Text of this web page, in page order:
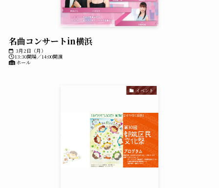
名曲コンサートin横浜
3月2日（月）
13:30開場／14:00開演
ホール
イベント